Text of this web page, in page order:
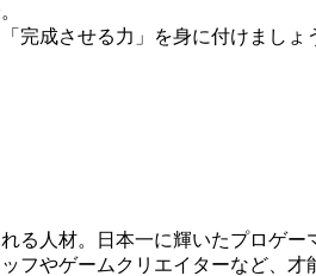
完成させる力」を身に付けましょ
る人材。日本一に輝いたプロゲー
フやゲームクリエイターなど、才